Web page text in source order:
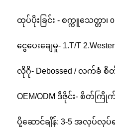
ထုပ်ပိုးခြင်း - စက္ကူသေတ္တာ၊
ငွေပေးချေမှု- 1.T/T
လိုဂို- Debossed / လက်ခံ
OEM/ODM ဒီဇိုင်း- စိတ်က
ပို့ဆောင်ချိန်: 3-5 အလုပ်လု